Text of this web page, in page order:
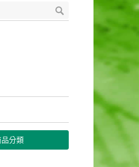
準的PKI技術，可完整保護您所輸入所有資
品分類